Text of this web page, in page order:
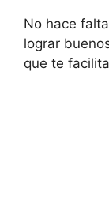
No hace
lograr
que te